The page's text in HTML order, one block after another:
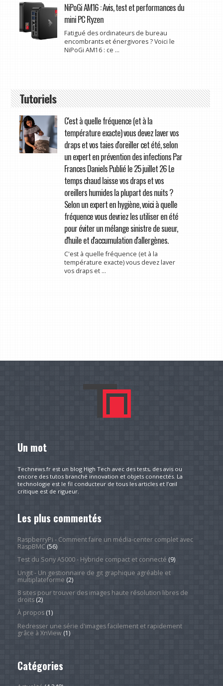
NiPoGi AM16 : Avis, test et performances du
mini PC Ryzen
Fatigué des ordinateurs de bureau
encombrants et énergivores ? Voici le
NiPoGi AM16 : ce ...
Tutoriels
C'est à quelle fréquence (et à la
température exacte) vous devez laver vos
draps et vos taies d'oreiller cet été, selon
un expert en prévention des infections Par
Frances Daniels Publié le 25 juillet 26 Le
temps chaud laisse vos draps et vos
oreillers humides la plupart des nuits ?
Selon un expert en hygiène, voici à quelle
fréquence vous devriez les utiliser en été
pour éviter un mélange sinistre de sueur,
d'huile et d'accumulation d'allergènes.
C'est à quelle fréquence (et à la
température exacte) vous devez laver
vos draps et ...
Un mot
Technews.fr est un blog High Tech avec des tests, des avis ou
encore des tutos branché innovation et objets connectés. La
technologie est le fil conducteur de tous les articles et l’œil
critique est de rigueur.
Les plus commentés
RaspberryPi - Comment faire un média-center complet avec
RaspBMC(56)
Test du Sony A5000 - Hybride compact et connecté (9)
Ungit - Un gestionnaire de git graphique agréable et
multiplateforme (2)
8 sites pour trouver des images haute résolution libres de
droits(2)
À propos(1)
Redresser une série d'images facilement et rapidement
grâce à XnView(1)
Catégories